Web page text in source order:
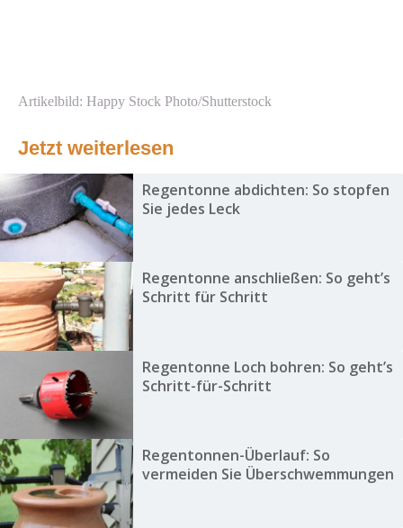
Artikelbild: Happy Stock Photo/Shutterstock
Jetzt weiterlesen
Regentonne abdichten: So stopfen
Sie jedes Leck
Regentonne anschließen: So geht’s
Schritt für Schritt
Regentonne Loch bohren: So geht’s
Schritt-für-Schritt
Regentonnen-Überlauf: So
vermeiden Sie Überschwemmungen